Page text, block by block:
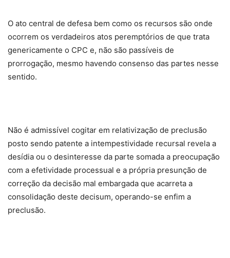
O ato central de defesa bem como os recursos são onde
ocorrem os verdadeiros atos peremptórios de que trata
genericamente o CPC e, não são passíveis de
prorrogação, mesmo havendo consenso das partes nesse
sentido.
Não é admissível cogitar em relativização de preclusão
posto sendo patente a intempestividade recursal revela a
desídia ou o desinteresse da parte somada a preocupação
com a efetividade processual e a própria presunção de
correção da decisão mal embargada que acarreta a
consolidação deste decisum, operando-se enfim a
preclusão.